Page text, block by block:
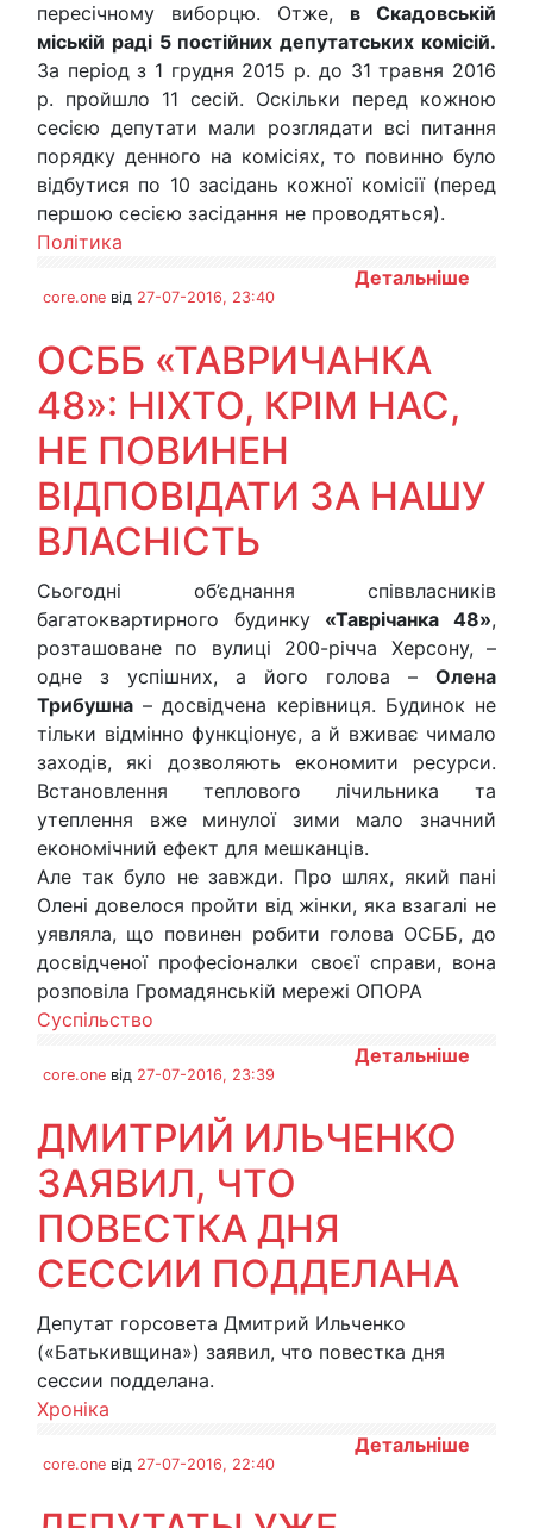
пересічному виборцю. Отже, в Скадовській
міській раді 5 постійних депутатських комісій.
За період з 1 грудня 2015 р. до 31 травня 2016
р. пройшло 11 сесій. Оскільки перед кожною
сесією депутати мали розглядати всі питання
порядку денного на комісіях, то повинно було
відбутися по 10 засідань кожної комісії (перед
першою сесією засідання не проводяться).
Політика
Детальніше
core.one від 27-07-2016, 23:40
ОСББ «ТАВРИЧАНКА
48»: НІХТО, КРІМ НАС,
НЕ ПОВИНЕН
ВІДПОВІДАТИ ЗА НАШУ
ВЛАСНІСТЬ
Сьогодні об’єднання співвласників
багатоквартирного будинку «Таврічанка 48»,
розташоване по вулиці 200-річча Херсону, –
одне з успішних, а його голова – Олена
Трибушна – досвідчена керівниця. Будинок не
тільки відмінно функціонує, а й вживає чимало
заходів, які дозволяють економити ресурси.
Встановлення теплового лічильника та
утеплення вже минулої зими мало значний
економічний ефект для мешканців.
Але так було не завжди. Про шлях, який пані
Олені довелося пройти від жінки, яка взагалі не
уявляла, що повинен робити голова ОСББ, до
досвідченої професіоналки своєї справи, вона
розповіла Громадянській мережі ОПОРА
Суспільство
Детальніше
core.one від 27-07-2016, 23:39
ДМИТРИЙ ИЛЬЧЕНКО
ЗАЯВИЛ, ЧТО
ПОВЕСТКА ДНЯ
СЕССИИ ПОДДЕЛАНА
Депутат горсовета Дмитрий Ильченко
(«Батькивщина») заявил, что повестка дня
сессии подделана.
Хроніка
Детальніше
core.one від 27-07-2016, 22:40